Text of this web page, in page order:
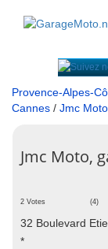
Provence-Alpes-
Cannes / Jmc Moto
Jmc Moto,
2 Votes (4)
32 Boulevard
*